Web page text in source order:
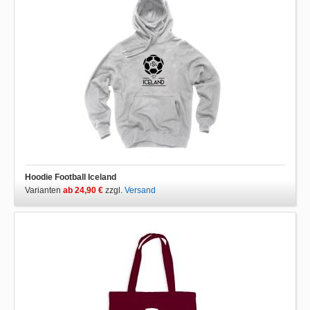
Hoodie Football Iceland
Varianten ab 24,90 € zzgl. Versand